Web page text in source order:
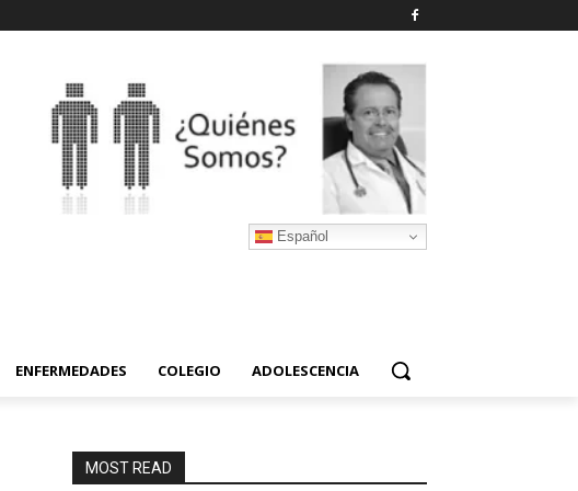
Español
ENFERMEDADES COLEGIO ADOLESCENCIA
MOST READ